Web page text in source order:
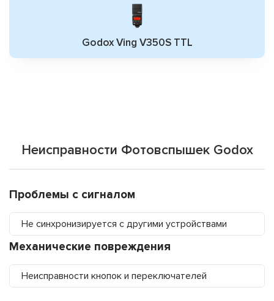
Godox Ving V350S TTL
Неисправности Фотовспышек Godox
Проблемы с сигналом
Не синхронизируется с другими устройствами
Механические повреждения
Неисправности кнопок и переключателей